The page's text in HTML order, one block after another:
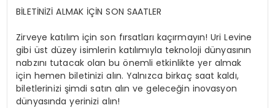
BİLETİNİZİ ALMAK İÇİN SON SAATLER
Zirveye katılım için son fırsatları kaçırmayın! Uri Levine
gibi üst düzey isimlerin katılımıyla teknoloji dünyasının
nabzını tutacak olan bu önemli etkinlikte yer almak
için hemen biletinizi alın. Yalnızca birkaç saat kaldı,
biletlerinizi şimdi satın alın ve geleceğin inovasyon
dünyasında yerinizi alın!